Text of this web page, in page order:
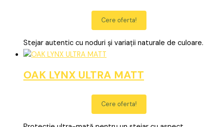
Cere oferta!
Stejar autentic cu noduri și variații naturale de culoare.
OAK LYNX ULTRA MATT
Cere oferta!